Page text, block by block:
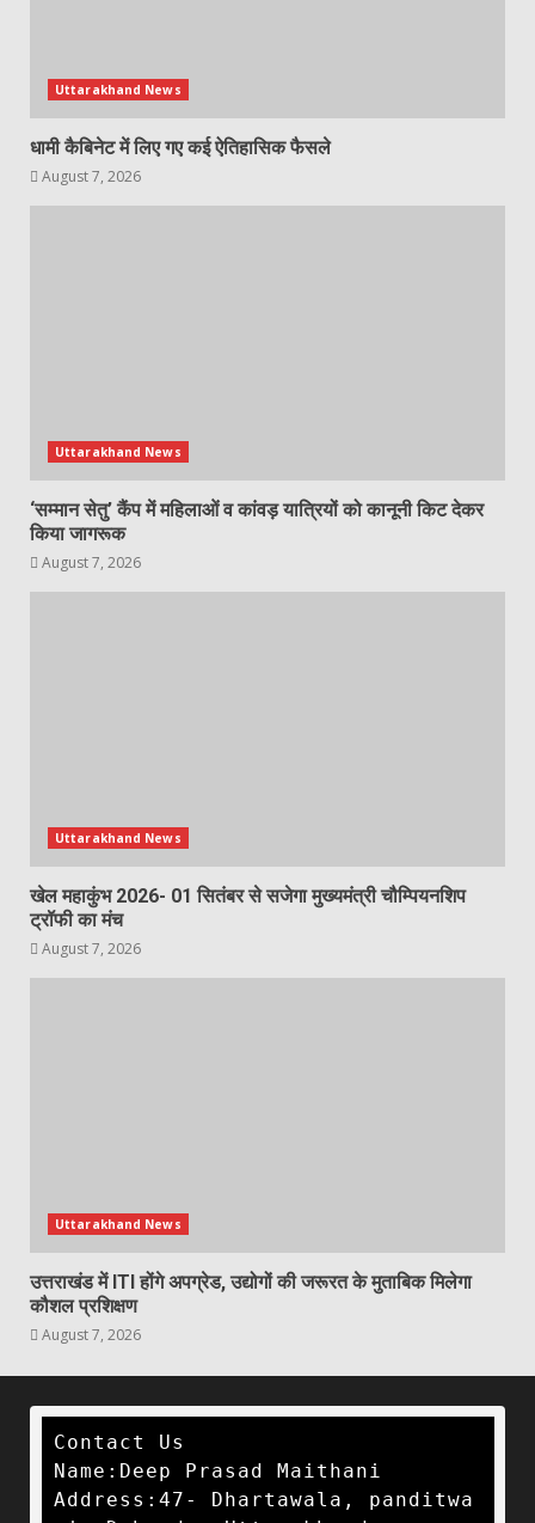
Uttarakhand News
धामी कैबिनेट में लिए गए कई ऐतिहासिक फैसले
August 7, 2026
Uttarakhand News
‘सम्मान सेतु’ कैंप में महिलाओं व कांवड़ यात्रियों को कानूनी किट देकर
किया जागरूक
August 7, 2026
Uttarakhand News
खेल महाकुंभ 2026- 01 सितंबर से सजेगा मुख्यमंत्री चौम्पियनशिप
ट्रॉफी का मंच
August 7, 2026
Uttarakhand News
उत्तराखंड में ITI होंगे अपग्रेड, उद्योगों की जरूरत के मुताबिक मिलेगा
कौशल प्रशिक्षण
August 7, 2026
Contact Us
Name:Deep Prasad Maithani
Address:47- Dhartawala, panditwa